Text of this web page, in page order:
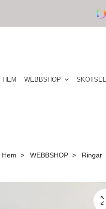
HEM WEBBSHOP
Hem WEBBSHOP Ringar